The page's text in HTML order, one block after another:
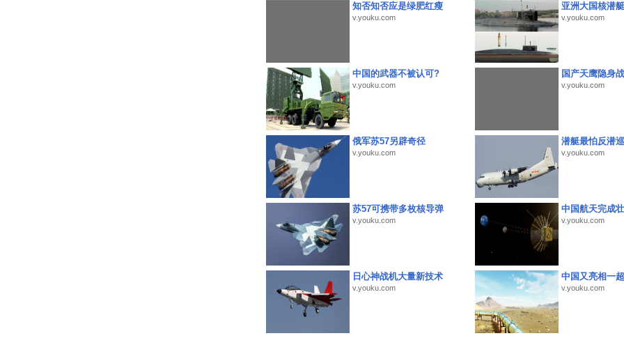
知否知否应是绿肥红瘦
v.youku.com
亚洲大国核潜
v.youku.com
中国的武器不被认可?
v.youku.com
国产天鹰隐身
v.youku.com
俄军苏57另辟奇径
v.youku.com
潜艇最怕反潜
v.youku.com
苏57可携带多枚核导弹
v.youku.com
中国航天完成
v.youku.com
日心神战机大量新技术
v.youku.com
中国又亮相一
v.youku.com